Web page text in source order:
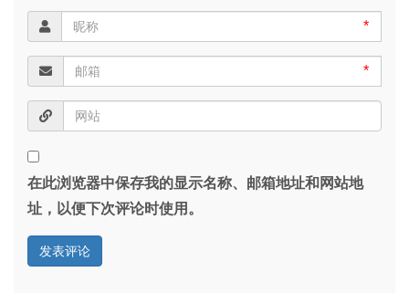
*
*
在此浏览器中保存我的显示名称、邮箱地址和网站地
址，以便下次评论时使用。